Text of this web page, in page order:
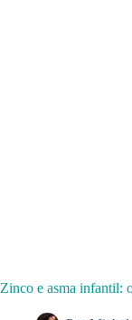
Zinco e asma infantil: